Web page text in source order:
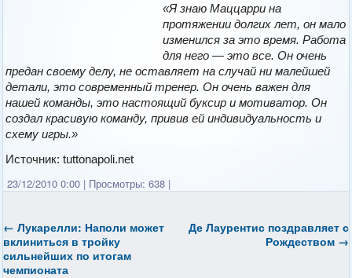
«Я знаю Маццарри на
протяжении долгих лет, он мало
изменился за это время. Работа
для него — это все. Он очень
предан своему делу, не оставляет на случай ни малейшей
детали, это современный тренер. Он очень важен для
нашей команды, это настоящий буксир и мотиватор. Он
создал красивую команду, привив ей индивидуальность и
схему игры.»
Источник: tuttonapoli.net
23/12/2010 0:00 | Просмотры: 638 |
← Лукарелли: Наполи может
вклиниться в тройку
сильнейших по итогам
чемпионата
Де Лаурентис поздравляет с
Рождеством →